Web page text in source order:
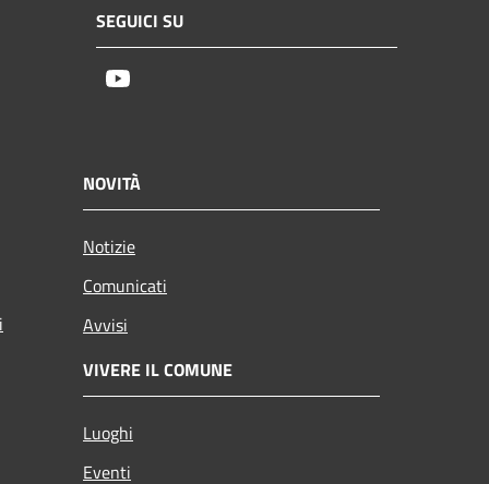
SEGUICI SU
NOVITÀ
Notizie
Comunicati
Avvisi
VIVERE IL COMUNE
Luoghi
Eventi